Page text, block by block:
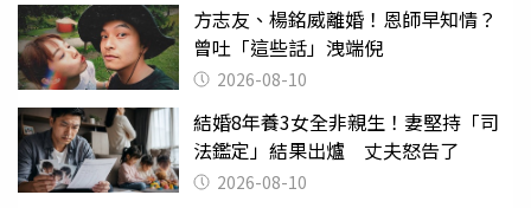
方志友、楊銘威離婚！恩師早知情？
曾吐「這些話」洩端倪
2026-08-10
結婚8年養3女全非親生！妻堅持「司
法鑑定」結果出爐 丈夫怒告了
2026-08-10